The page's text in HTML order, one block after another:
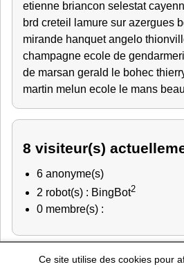
Ce site utilise des cookies pour
etienne briancon selestat
brd creteil
lamure sur azergues
mirande hanquet angelo
champagne ecole de
de marsan gerald le bohec
martin melun ecole le mans
8 visiteur(s)
6 anonyme(s)
2 robot(s) : BingBot2
0 membre(s) :
Police Nationale-Education